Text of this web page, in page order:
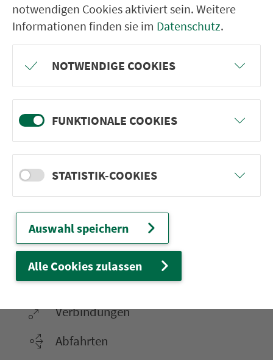
VGN-SOMMER 2026
Mach mit und gewinne einen von 1.000
Team-Plätzen für eine Abenteuer-Rallye!
weiter
Nürn­berg
22.000 Qua­drat­ki­lo­me­ter. 130 Ver­kehrs­un­
ter­neh­men. 1.100 Linien. Eine Fahr­kar­te.
Ver­bin­dungen
Abfahrten
notwendigen Cookies aktiviert sein. Weitere
Informationen finden sie im Datenschutz.
NOTWENDIGE COOKIES
FUNKTIONALE COOKIES
STATISTIK-COOKIES
Auswahl speichern
Alle Cookies zulassen